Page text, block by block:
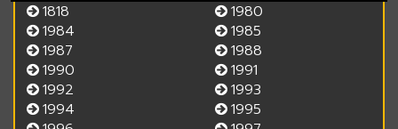
1818
1980
1984
1985
1987
1988
1990
1991
1992
1993
1994
1995